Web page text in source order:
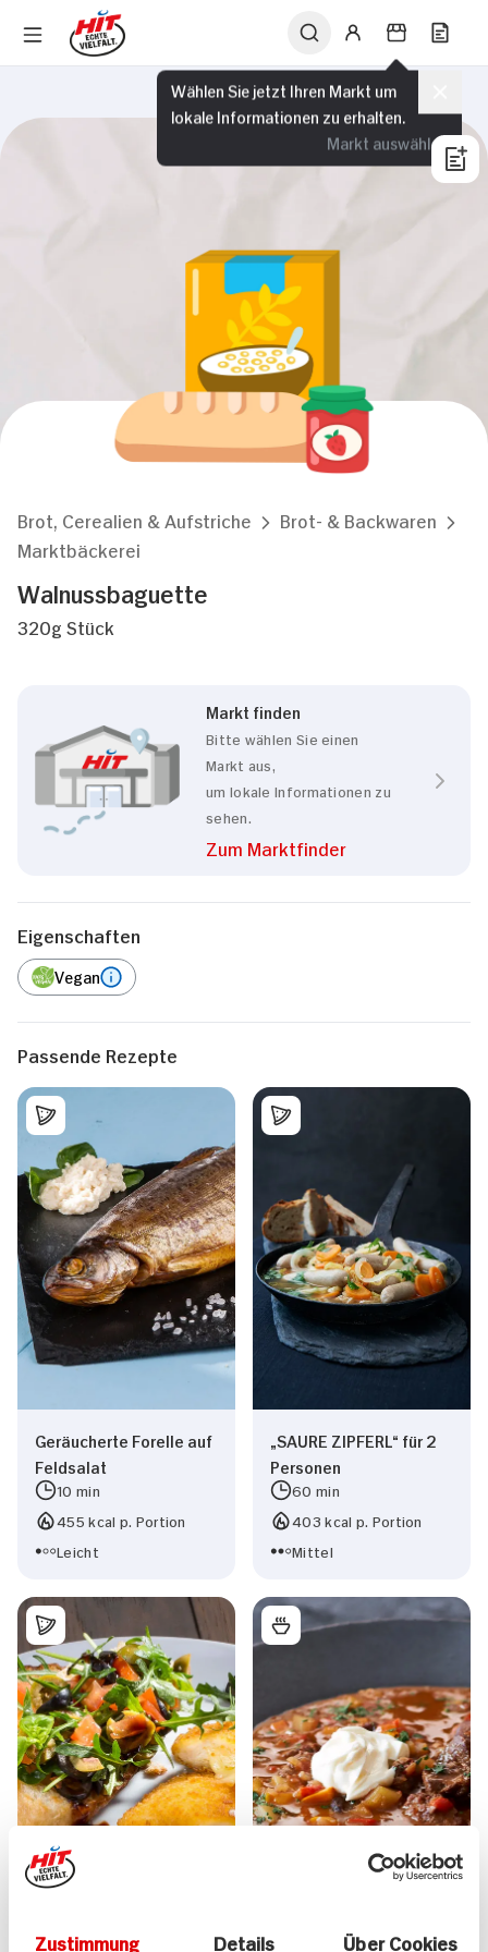
Zustimmung Details Über Cookies
Wählen Sie jetzt Ihren Markt um
lokale Informationen zu erhalten.
Markt auswählen
Brot, Cerealien & Aufstriche
Brot- & Backwaren
Marktbäckerei
Walnussbaguette
320g Stück
Markt finden
Bitte wählen Sie einen
Markt aus,
um lokale Informationen zu
sehen.
Zum Marktfinder
Eigenschaften
Vegan
Passende Rezepte
Geräucherte Forelle auf
Feldsalat
10 min
455 kcal p. Portion
Leicht
„SAURE ZIPFERL“ für 2
Personen
60 min
403 kcal p. Portion
Mittel